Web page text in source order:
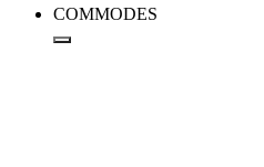
COMMODES